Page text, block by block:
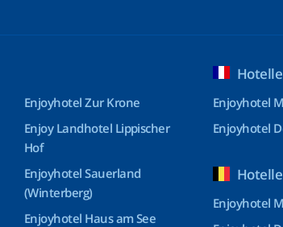
Enjoyhotel Zur Krone
Enjoy Landhotel Lippischer
Hof
Enjoyhotel Sauerland
(Winterberg)
Enjoyhotel Haus am See
Enjoyhotel
Enjoyhotel
Enjoyhotel